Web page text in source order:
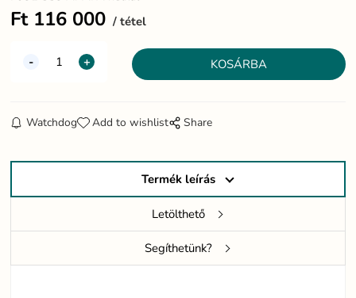
Ft 116 000 tétel
Watchdog Add to wishlist Share
Termék leírás
Letölthető
Segíthetünk?